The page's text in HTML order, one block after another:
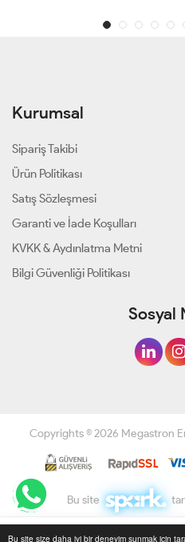
Bu site size daha iyi bir deneyim sunmak için
Kurumsal
Sipariş Takibi
Ürün Politikası
Satış Sözleşmesi
Garanti ve İade Koşulları
KVKK & Aydınlatma Metni
Bilgi Güvenliği Politikası
Sosyal
Copyrights © 2026 Megastron
Bu site